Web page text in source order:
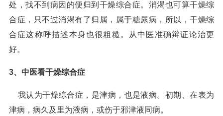
处，找不到病因的便归到干燥综合症。消渴也可算干燥综
合症，只不过消渴有了归属，属于糖尿病，所以，干燥综
合症这称呼描述本身也很粗糙。从中医准确辩证论治更
好。
3、中医看干燥综合症
我认为干燥综合症，是津病，也是液病。初期、在表为
津病，病久及里为液病，或伤于邪津液同病。